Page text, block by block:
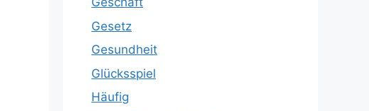
Gesetz
Gesundheit
Glücksspiel
Häufig